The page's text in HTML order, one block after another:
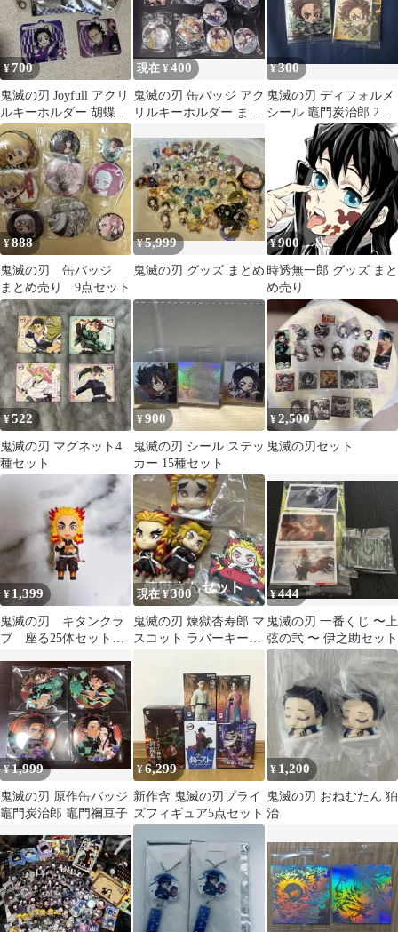
¥700
鬼滅の刃 Joyfull アクリ
ルキーホルダー 胡蝶し
のぶ 不死川実弥2種セ
ット
現在 ¥400
鬼滅の刃 缶バッジ アク
リルキーホルダー まと
¥300
鬼滅の刃 ディフォルメ
シール 竈門炭治郎 2枚
セット 其の十五
¥888
鬼滅の刃 缶バッジ
まとめ売り 9点セット
¥5,999
鬼滅の刃 グッズ まとめ
¥900
時透無一郎 グッズ まと
め売り
¥522
鬼滅の刃 マグネット4
種セット
¥900
鬼滅の刃 シール ステッ
カー 15種セット
¥2,500
鬼滅の刃セット
¥ 1,399
鬼滅の刃 キタンクラ
ブ 座る25体セット
現在 ¥300
鬼滅の刃 煉獄杏寿郎 マ
スコット ラバーキーホ
ルダーセット
¥444
鬼滅の刃 一番くじ 〜上
弦の弐 〜 伊之助セット
¥1,999
鬼滅の刃 原作缶バッジ
竈門炭治郎 竈門禰豆子
¥6,299
新作含 鬼滅の刃プライ
ズフィギュア5点セット
¥ 1,200
鬼滅の刃 おねむたん 狛
治